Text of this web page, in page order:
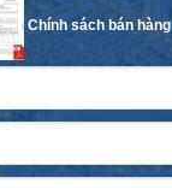
Chính sách bán hàng